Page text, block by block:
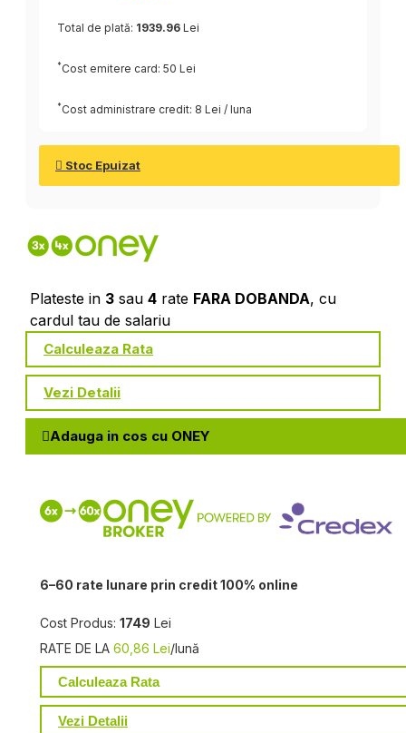
Total de plată: 1939.96 Lei
* Cost emitere card: 50 Lei
* Cost administrare credit: 8 Lei / luna
Stoc Epuizat
Plateste in 3 sau 4 rate FARA DOBANDA, cu
cardul tau de salariu
Calculeaza Rata
Vezi Detalii
Adauga in cos cu ONEY
6–60 rate lunare prin credit 100% online
Cost Produs: 1749 Lei
RATE DE LA 60,86 Lei/lună
Calculeaza Rata
Vezi Detalii